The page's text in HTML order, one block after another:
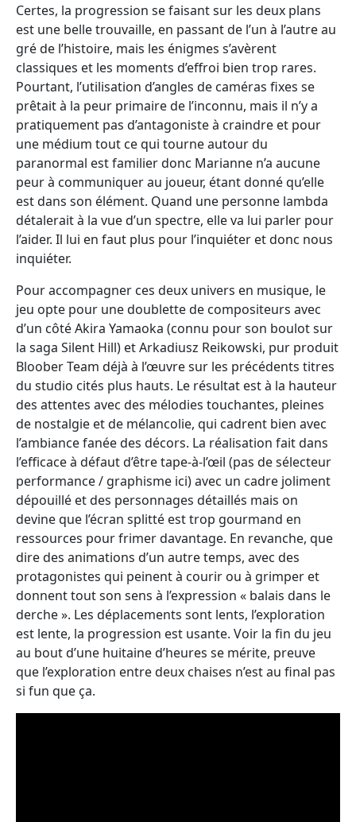
Certes, la progression se faisant sur les deux plans
est une belle trouvaille, en passant de l’un à l’autre au
gré de l’histoire, mais les énigmes s’avèrent
classiques et les moments d’effroi bien trop rares.
Pourtant, l’utilisation d’angles de caméras fixes se
prêtait à la peur primaire de l’inconnu, mais il n’y a
pratiquement pas d’antagoniste à craindre et pour
une médium tout ce qui tourne autour du
paranormal est familier donc Marianne n’a aucune
peur à communiquer au joueur, étant donné qu’elle
est dans son élément. Quand une personne lambda
détalerait à la vue d’un spectre, elle va lui parler pour
l’aider. Il lui en faut plus pour l’inquiéter et donc nous
inquiéter.
Pour accompagner ces deux univers en musique, le
jeu opte pour une doublette de compositeurs avec
d’un côté Akira Yamaoka (connu pour son boulot sur
la saga Silent Hill) et Arkadiusz Reikowski, pur produit
Bloober Team déjà à l’œuvre sur les précédents titres
du studio cités plus hauts. Le résultat est à la hauteur
des attentes avec des mélodies touchantes, pleines
de nostalgie et de mélancolie, qui cadrent bien avec
l’ambiance fanée des décors. La réalisation fait dans
l’efficace à défaut d’être tape-à-l’œil (pas de sélecteur
performance / graphisme ici) avec un cadre joliment
dépouillé et des personnages détaillés mais on
devine que l’écran splitté est trop gourmand en
ressources pour frimer davantage. En revanche, que
dire des animations d’un autre temps, avec des
protagonistes qui peinent à courir ou à grimper et
donnent tout son sens à l’expression « balais dans le
derche ». Les déplacements sont lents, l’exploration
est lente, la progression est usante. Voir la fin du jeu
au bout d’une huitaine d’heures se mérite, preuve
que l’exploration entre deux chaises n’est au final pas
si fun que ça.